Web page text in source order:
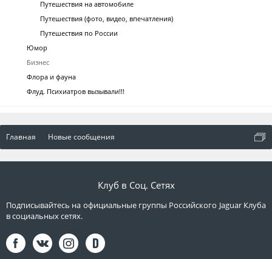
Путешествия на автомобиле
Путешествия (фото, видео, впечатления)
Путешествия по России
Юмор
Бизнес
Флора и фауна
Флуд. Психиатров вызывали!!!
Главная Новые сообщения
Клуб в Соц. Сетях
Подписывайтесь на официальные группы Российского Jaguar Клуба
в социальных сетях.